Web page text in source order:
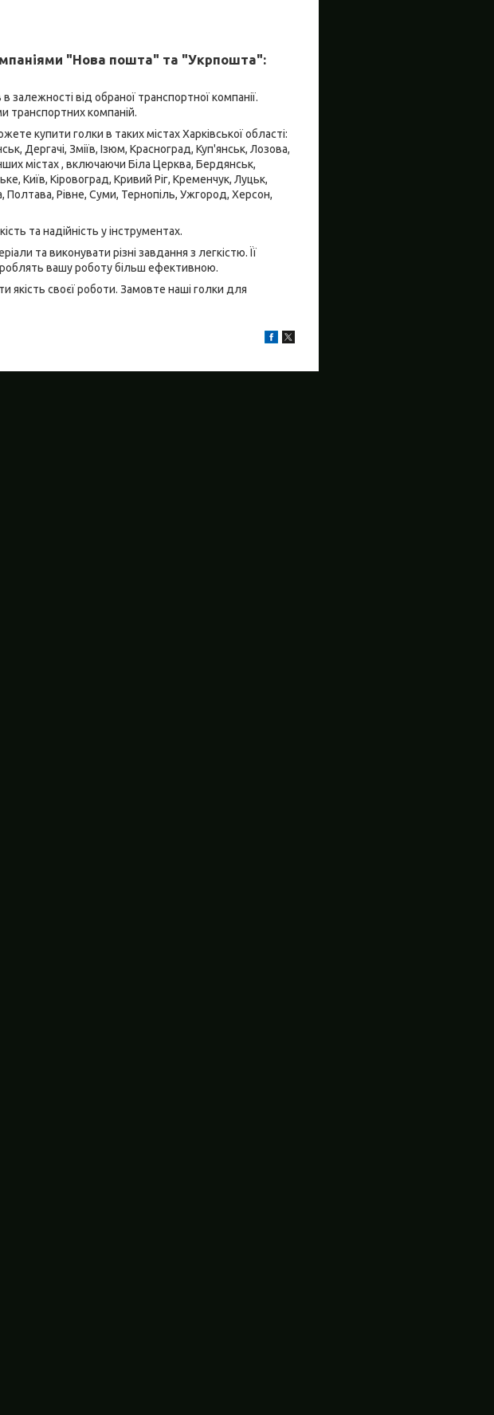
"Нова пошта" та "Укрпошта":
залежності від обраної транспортної компанії.
транспортних компаній.
купити голки в таких містах Харківської області:
Дергачі, Зміїв, Ізюм, Красноград, Куп'янськ, Лозова,
містах , включаючи Біла Церква, Бердянськ,
Київ, Кіровоград, Кривий Ріг, Кременчук, Луцьк,
Рівне, Суми, Тернопіль, Ужгород, Херсон,
та надійність у інструментах.
та виконувати різні завдання з легкістю. Її
вашу роботу більш ефективною.
якість своєї роботи. Замовте наші голки для